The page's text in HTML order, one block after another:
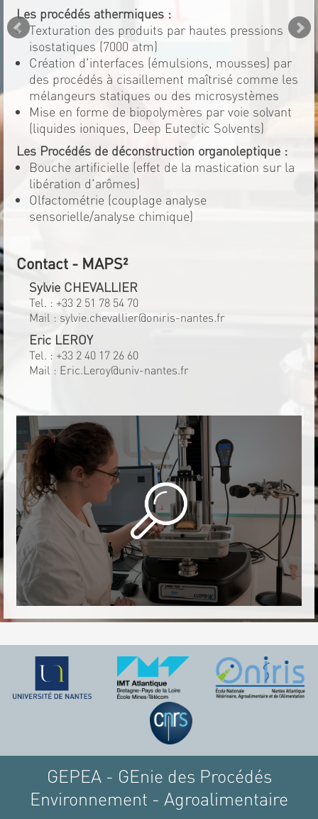
Les procédés athermiques :
Texturation des produits par hautes pressions
isostatiques (7000 atm)
Création d'interfaces (émulsions, mousses) par
des procédés à cisaillement maîtrisé comme les
mélangeurs statiques ou des microsystèmes
Mise en forme de biopolymères par voie solvant
(liquides ioniques, Deep Eutectic Solvents)
Les Procédés de déconstruction organoleptique :
Bouche artificielle (effet de la mastication sur la
libération d'arômes)
Olfactométrie (couplage analyse
sensorielle/analyse chimique)
Contact - MAPS²
Sylvie CHEVALLIER
Tel. : +33 2 51 78 54 70
Mail : sylvie.chevallier@oniris-nantes.fr
Eric LEROY
Tel. : +33 2 40 17 26 60
Mail : Eric.Leroy@univ-nantes.fr
GEPEA - GEnie des Procédés
Environnement - Agroalimentaire